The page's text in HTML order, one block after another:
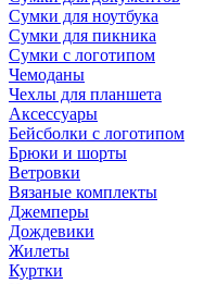
Сумки для ноутбука
Сумки для пикника
Сумки с логотипом
Чемоданы
Чехлы для планшета
Аксессуары
Бейсболки с логотипом
Брюки и шорты
Ветровки
Вязаные комплекты
Джемперы
Дождевики
Жилеты
Куртки